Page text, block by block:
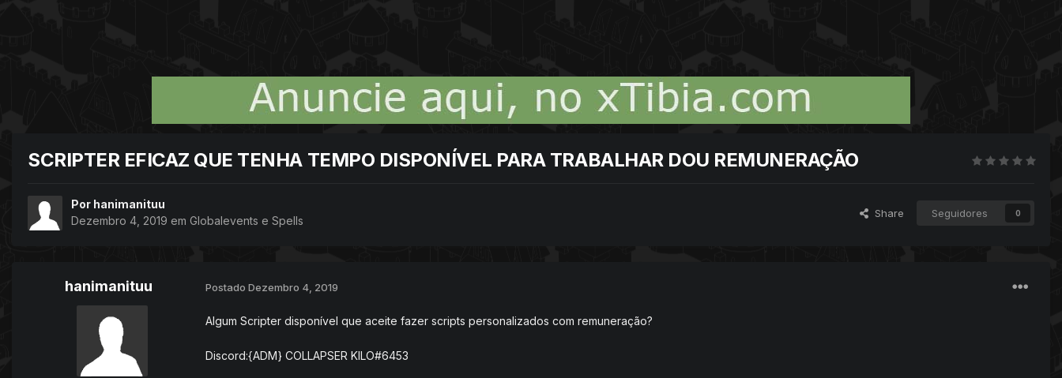
SCRIPTER EFICAZ QUE TENHA TEMPO DISPONÍVEL PARA TRABALHAR DOU REMUNERAÇÃO
Por hanimanituu
Dezembro 4, 2019 em Globalevents e Spells
Share Seguidores 0
hanimanituu Postado Dezembro 4, 2019
Algum Scripter disponível que aceite fazer scripts personalizados com remuneração?
Discord:{ADM} COLLAPSER KILO#6453